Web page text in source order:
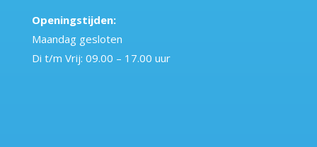
Openingstijden:
Maandag gesloten
Di t/m Vrij: 09.00 – 17.00 uur